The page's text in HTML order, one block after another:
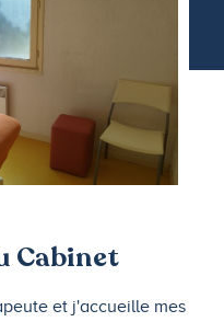
Cabinet
et j'accueille mes